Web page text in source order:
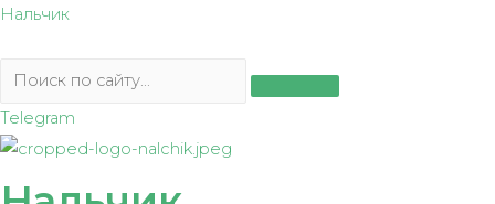
Перейти
содержимому
Нальчик
Telegram